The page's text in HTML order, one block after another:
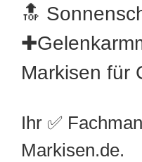
🔝
Markisen für
Ihr ✅
Markisen.de.